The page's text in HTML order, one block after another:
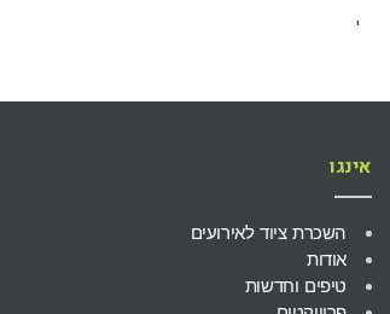
'
אינגו
השכרת ציוד לאירועים
אודות
טיפים וחדשות